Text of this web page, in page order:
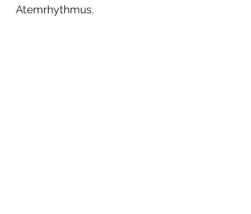
Atemrhythmus.